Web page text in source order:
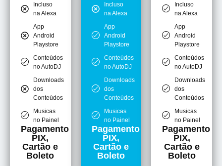
Incluso
na Alexa
App
Android
Playstore
Conteúdos
no AutoDJ
Downloads
dos
Conteúdos
Musicas
no Painel
Pagamento
PIX,
Cartão e
Boleto
Incluso
na Alexa
App
Android
Playstore
Conteúdos
no AutoDJ
Downloads
dos
Conteúdos
Musicas
no Painel
Pagamento
PIX,
Cartão e
Boleto
Incluso
na Alexa
App
Android
Playstore
Conteúdos
no AutoDJ
Downloads
dos
Conteúdos
Musicas
no Painel
Pagamento
PIX,
Cartão e
Boleto